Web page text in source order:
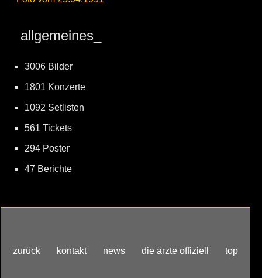
allgemeines_
3006 Bilder
1801 Konzerte
1092 Setlisten
561 Tickets
294 Poster
47 Berichte
zurück kontakt news die ärzte offiziell top